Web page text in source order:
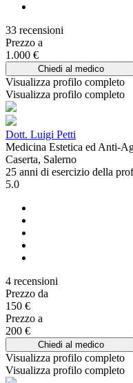
33 recensioni
Prezzo a
1.000 €
Chiedi al medico
Visualizza profilo completo
Visualizza profilo completo
Dott. Luigi Petti
Medicina Estetica ed Anti-
Caserta, Salerno
25 anni di esercizio della
5.0
4 recensioni
Prezzo da
150 €
Prezzo a
200 €
Chiedi al medico
Visualizza profilo completo
Visualizza profilo completo